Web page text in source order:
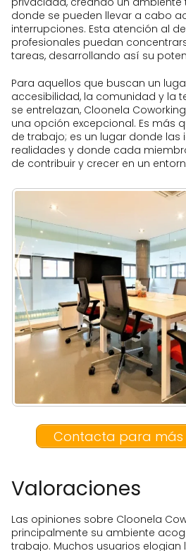
donde se pueden llevar a cabo
interrupciones. Esta atención al
profesionales puedan
tareas, desarrollando así su
Para aquellos que buscan un
accesibilidad, la comunidad y la
se entrelazan, Cloonela
una opción excepcional. Es más
de trabajo; es un lugar donde las
realidades y donde cada
de contribuir y crecer en un
Contacta para más
Valoraciones
Las opiniones sobre Cloonela
principalmente su ambiente
trabajo. Muchos usuarios elogian